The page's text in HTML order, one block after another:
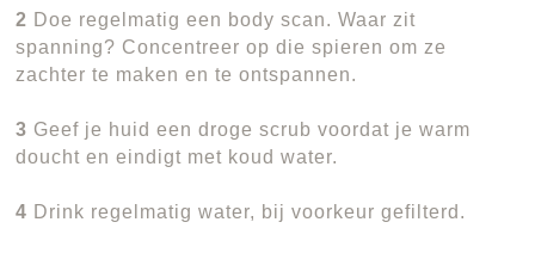
2 Doe regelmatig een body scan. Waar zit
spanning? Concentreer op die spieren om ze
zachter te maken en te ontspannen.
3 Geef je huid een droge scrub voordat je warm
doucht en eindigt met koud water.
4 Drink regelmatig water, bij voorkeur gefilterd.